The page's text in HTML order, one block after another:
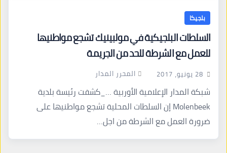
بلجيكا
السلطات البلجيكية في مولبينيك تشجع مواطنيها
للعمل مع الشرطة للحد من الجريمة
28 يونيو، 2017 المحرر المدار
شبكة المدار الإعلامية الأوربية …_كشفت رئيسة بلدية
Molenbeek إن السلطات المحلية تشجع مواطنيها على
ضرورة العمل مع الشرطة من اجل…